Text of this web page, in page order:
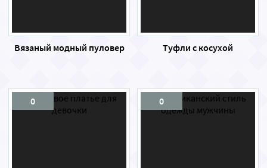
Вязаный модный пуловер Туфли с косухой
0 0